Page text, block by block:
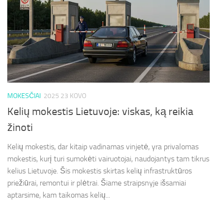
MOKESČIAI 2025 23 KOVO
Kelių mokestis Lietuvoje: viskas, ką reikia
žinoti
Kelių mokestis, dar kitaip vadinamas vinjetė, yra privalomas
mokestis, kurį turi sumokėti vairuotojai, naudojantys tam tikrus
kelius Lietuvoje. Šis mokestis skirtas kelių infrastruktūros
priežiūrai, remontui ir plėtrai. Šiame straipsnyje išsamiai
aptarsime, kam taikomas kelių...